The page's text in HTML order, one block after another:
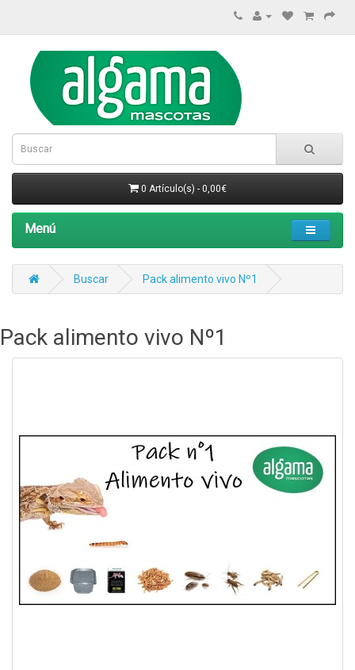
0 Artículo(s) - 0,00€
Menú
Buscar Pack alimento vivo Nº1
Pack alimento vivo Nº1